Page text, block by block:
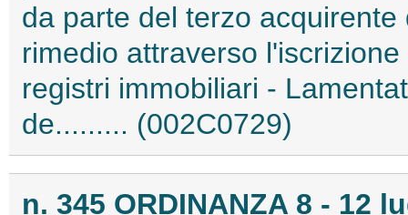
da parte del terzo
rimedio attraverso
registri immobiliari -
de......... (002C0729)
n. 345 ORDINANZA 8 - 12